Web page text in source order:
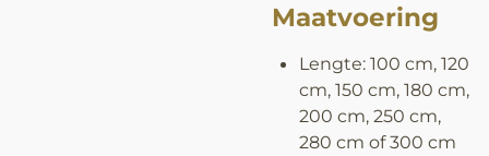
Maatvoering
Lengte: 100 cm, 120
cm, 150 cm, 180 cm,
200 cm, 250 cm,
280 cm of 300 cm